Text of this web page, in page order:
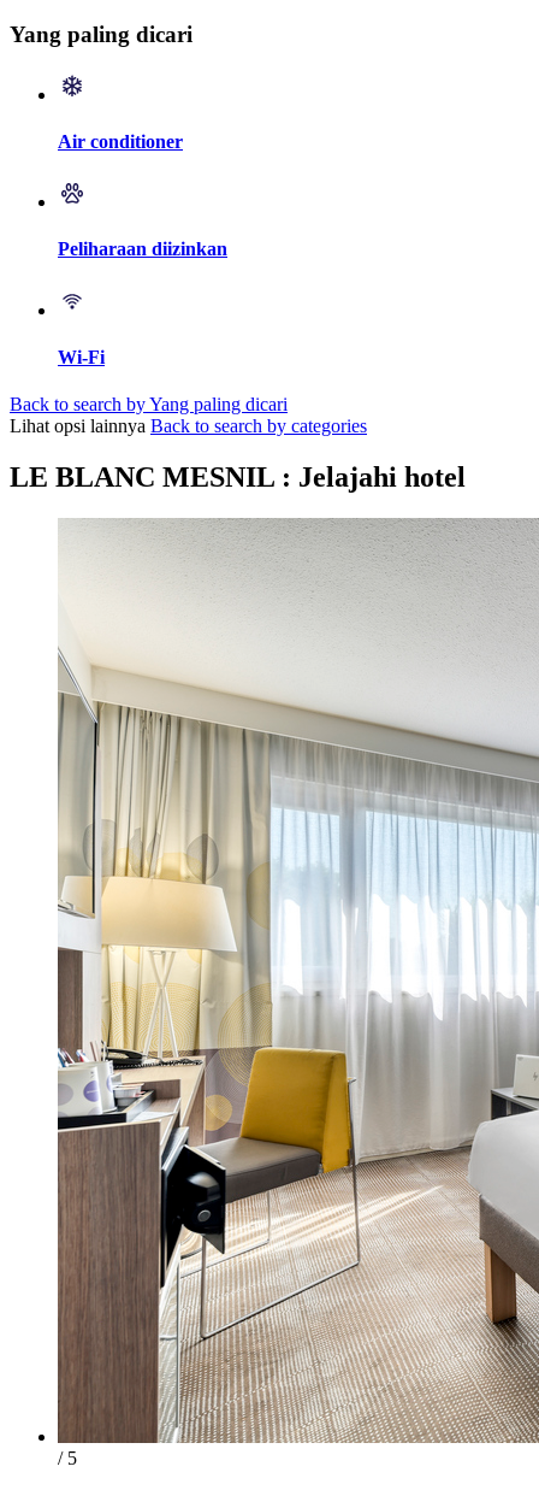
Yang paling dicari
Air conditioner
Peliharaan diizinkan
Wi-Fi
Back to search by Yang paling dicari
Lihat opsi lainnya Back to search by categories
LE BLANC MESNIL : Jelajahi hotel
/ 5